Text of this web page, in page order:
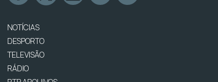
NOTÍCIAS
DESPORTO
TELEVISÃO
RÁDIO